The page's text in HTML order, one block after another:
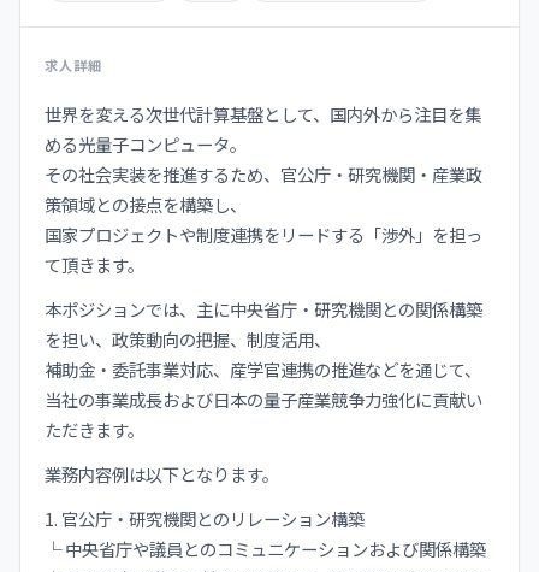
求人詳細
世界を変える次世代計算基盤として、国内外から注目を集
める光量子コンピュータ。
その社会実装を推進するため、官公庁・研究機関・産業政
策領域との接点を構築し、
国家プロジェクトや制度連携をリードする「渉外」を担っ
て頂きます。
本ポジションでは、主に中央省庁・研究機関との関係構築
を担い、政策動向の把握、制度活用、
補助金・委託事業対応、産学官連携の推進などを通じて、
当社の事業成長および日本の量子産業競争力強化に貢献い
ただきます。
業務内容例は以下となります。
1. 官公庁・研究機関とのリレーション構築
└ 中央省庁や議員とのコミュニケーションおよび関係構築